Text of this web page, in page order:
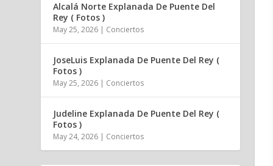
Alcalá Norte Explanada De Puente Del
Rey ( Fotos )
May 25, 2026 | Conciertos
JoseLuis Explanada De Puente Del Rey (
Fotos )
May 25, 2026 | Conciertos
Judeline Explanada De Puente Del Rey (
Fotos )
May 24, 2026 | Conciertos